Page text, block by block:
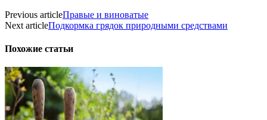
Previous articleПравые и виноватые
Next articleПодкормка грядок природными средствами
Похожие статьи